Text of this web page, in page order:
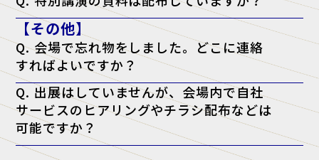
A. 原則として資料配布は行っておりません。ただし、チケットに「資
料配布対象」と記載がある講演に限り、アンケート回答者へ配布いたし
ます。（※講師の都合により配布できない場合もございます）
【その他】
Q. 会場で忘れ物をしました。どこに連絡
すればよいですか？
A. 忘れ物に関しては、会場となった施設へ直接お問い合わせをお願い
いたします。
Q. 出展はしていませんが、会場内で自社
サービスのヒアリングやチラシ配布などは
可能ですか？
A. 当展示会では、正規出展者様以外の許可のない営業・宣伝活動を一
切禁止しております。